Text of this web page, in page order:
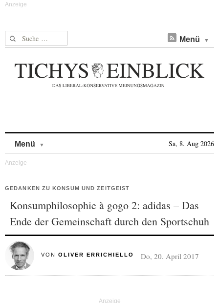
Suche nach: Menü
Menü Sa, 8. Aug 2026
GEDANKEN ZU KONSUM UND ZEITGEIST
Konsumphilosophie à gogo 2: adidas – Das
Ende der Gemeinschaft durch den Sportschuh
VON OLIVER ERRICHIELLO Do, 20. April 2017